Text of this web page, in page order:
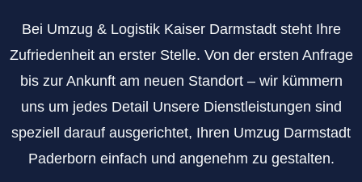
Bei Umzug & Logistik Kaiser Darmstadt steht Ihre
Zufriedenheit an erster Stelle. Von der ersten Anfrage
bis zur Ankunft am neuen Standort – wir kümmern
uns um jedes Detail Unsere Dienstleistungen sind
speziell darauf ausgerichtet, Ihren Umzug Darmstadt
Paderborn einfach und angenehm zu gestalten.